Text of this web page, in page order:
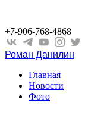
+7-906-768-4868
Роман Данилин
Главная
Новости
Фото